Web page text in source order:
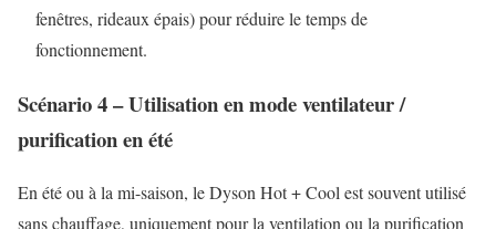
fenêtres, rideaux épais) pour réduire le temps de
fonctionnement.
Scénario 4 – Utilisation en mode ventilateur /
purification en été
En été ou à la mi-saison, le Dyson Hot + Cool est souvent utilisé
sans chauffage, uniquement pour la ventilation ou la purification